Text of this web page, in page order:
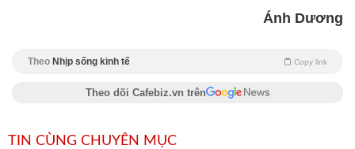
Ánh Dương
Theo Nhịp sống kinh tế Copy link
Theo dõi Cafebiz.vn trên
TIN CÙNG CHUYÊN MỤC